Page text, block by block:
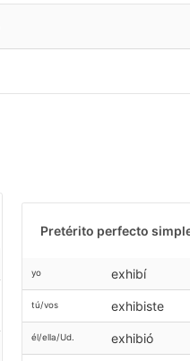
Pretérito perfecto
yo exhibí
tú/vos exhibiste
él/ella/Ud. exhibió